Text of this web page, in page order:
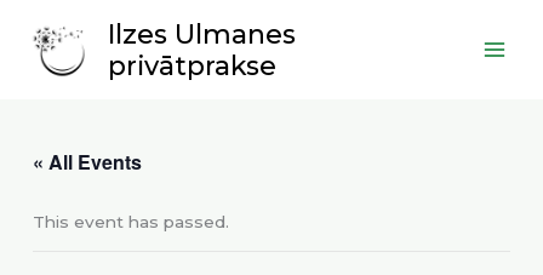
content
Ilzes Ulmanes
privātprakse
« All Events
This event has passed.